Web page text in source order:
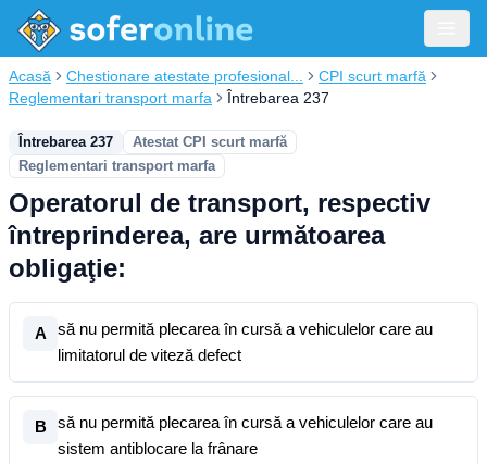
Acasă Chestionare atestate profesional...
CPI scurt marfă
Reglementari transport marfa
Întrebarea 237
Întrebarea 237
Atestat CPI scurt marfă
Reglementari transport marfa
Operatorul de transport, respectiv
întreprinderea, are următoarea
obligaţie:
A
să nu permită plecarea în cursă a vehiculelor care au
limitatorul de viteză defect
B
să nu permită plecarea în cursă a vehiculelor care au
sistem antiblocare la frânare